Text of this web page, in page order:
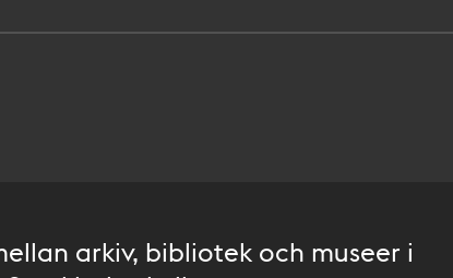
arkiv, bibliotek och museer i